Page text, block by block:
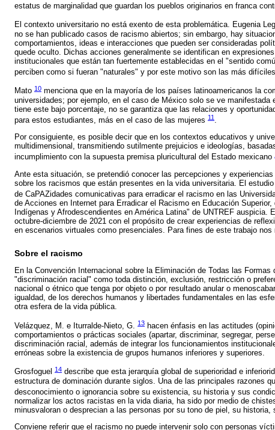
estatus de marginalidad que guardan los pueblos originarios en franca
El contexto universitario no está exento de esta problemática. Eugenia
no se han publicado casos de racismo abiertos; sin embargo, hay
comportamientos, ideas e interacciones que pueden ser consideradas
quede oculto. Dichas acciones generalmente se identifican en
institucionales que están tan fuertemente establecidas en el "sentido
perciben como si fueran "naturales" y por este motivo son las más
Mato 10 menciona que en la mayoría de los países latinoamericanos la
universidades; por ejemplo, en el caso de México solo se ve
tiene este bajo porcentaje, no se garantiza que las relaciones y
para estos estudiantes, más en el caso de las mujeres 11 .
Por consiguiente, es posible decir que en los contextos educativos y
multidimensional, transmitiendo sutilmente prejuicios e ideologías,
incumplimiento con la supuesta premisa pluricultural del Estado mexicano
Ante esta situación, se pretendió conocer las percepciones y
sobre los racismos que están presentes en la vida universitaria. El
de CaPAZidades comunicativas para erradicar el racismo en las
de Acciones en Internet para Erradicar el Racismo en Educación
Indígenas y Afrodescendientes en América Latina" de UNTREF
octubre-diciembre de 2021 con el propósito de crear experiencias de
en escenarios virtuales como presenciales. Para fines de este trabajo
Sobre el racismo
En la Convención Internacional sobre la Eliminación de Todas las
"discriminación racial" como toda distinción, exclusión, restricción o
nacional o étnico que tenga por objeto o por resultado anular o
igualdad, de los derechos humanos y libertades fundamentales en las
otra esfera de la vida pública.
Velázquez, M. e Iturralde-Nieto, G. 13 hacen énfasis en las actitudes
comportamientos o prácticas sociales (apartar, discriminar, segregar,
discriminación racial, además de integrar los funcionamientos
erróneas sobre la existencia de grupos humanos inferiores y superiores.
Grosfoguel 14 describe que esta jerarquía global de superioridad e
estructura de dominación durante siglos. Una de las principales razones
desconocimiento o ignorancia sobre su existencia, su historia y sus
normalizar los actos racistas en la vida diaria, ha sido por medio de
minusvaloran o desprecian a las personas por su tono de piel, su
Conviene referir que el racismo no puede intervenir solo con personas